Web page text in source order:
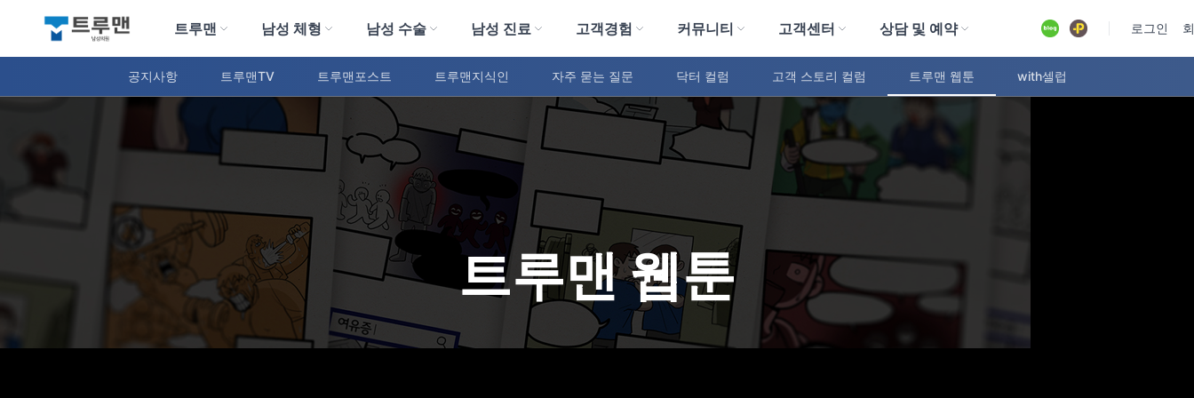
트루맨 남성의원
트루맨 남성 체형 남성 수술 남성 진료 고객경험 커뮤니티 고객센터 상담 및 예약 유튜브 로그인
공지사항 트루맨TV 트루맨포스트 트루맨지식인 자주 묻는 질문 닥터 컬럼 고객 스토리 컬럼 트루맨 웹툰 with셀럽
트루맨 웹툰